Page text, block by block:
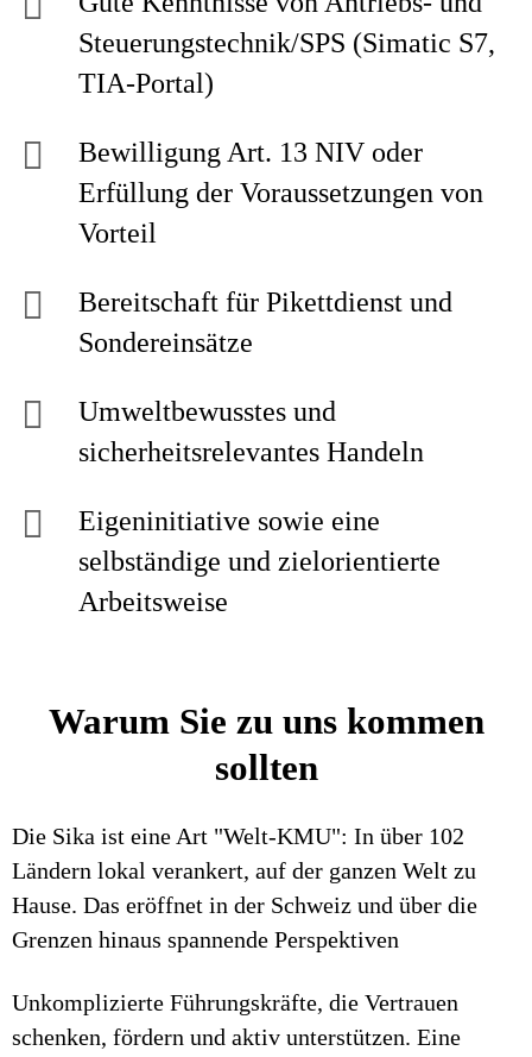
Steuerungstechnik/SPS (Simatic S7,
TIA-Portal)
Bewilligung Art. 13 NIV oder
Erfüllung der Voraussetzungen von
Vorteil
Bereitschaft für Pikettdienst und
Sondereinsätze
Umweltbewusstes und
sicherheitsrelevantes Handeln
Eigeninitiative sowie eine
selbständige und zielorientierte
Arbeitsweise
Warum Sie zu uns kommen
sollten
Die Sika ist eine Art "Welt-KMU": In über 102
Ländern lokal verankert, auf der ganzen Welt zu
Hause. Das eröffnet in der Schweiz und über die
Grenzen hinaus spannende Perspektiven
Unkomplizierte Führungskräfte, die Vertrauen
schenken, fördern und aktiv unterstützen. Eine